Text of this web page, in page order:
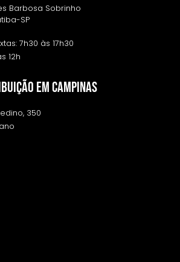
Barbosa Sobrinho
SP
7h30 às 17h30
12h
em campinas
350